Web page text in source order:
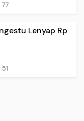
77
Lenyap Rp
51